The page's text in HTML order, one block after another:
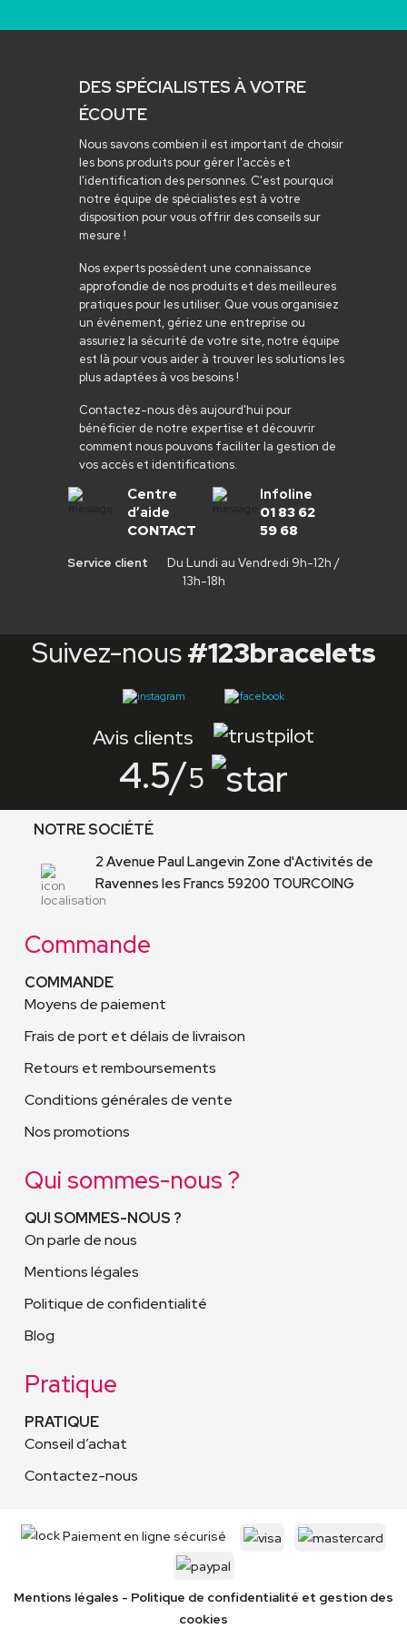
DES SPÉCIALISTES À VOTRE
ÉCOUTE
Nous savons combien il est important de choisir
les bons produits pour gérer l'accès et
l'identification des personnes. C'est pourquoi
notre équipe de spécialistes est à votre
disposition pour vous offrir des conseils sur
mesure !
Nos experts possèdent une connaissance
approfondie de nos produits et des meilleures
pratiques pour les utiliser. Que vous organisiez
un événement, gériez une entreprise ou
assuriez la sécurité de votre site, notre équipe
est là pour vous aider à trouver les solutions les
plus adaptées à vos besoins !
Contactez-nous dès aujourd'hui pour
bénéficier de notre expertise et découvrir
comment nous pouvons faciliter la gestion de
vos accès et identifications.
Centre
d’aide
CONTACT
Infoline
01 83 62
59 68
Service client
Du Lundi au Vendredi 9h-12h /
13h-18h
Suivez-nous#123bracelets
Avis clients
4.5/5
NOTRE SOCIÉTÉ
2 Avenue Paul Langevin Zone d'Activités de
Ravennes les Francs 59200 TOURCOING
Commande
COMMANDE
Conditions générales de vente
Moyens de paiement
Frais de port et délais de livraison
Retours et remboursements
Nos promotions
Qui sommes-nous ?
QUI SOMMES-NOUS ?
Mentions légales
Politique de confidentialité
On parle de nous
Blog
Pratique
PRATIQUE
Conseil d’achat
Contactez-nous
Paiement en ligne sécurisé
Mentions légales - Politique de confidentialité et gestion des
cookies